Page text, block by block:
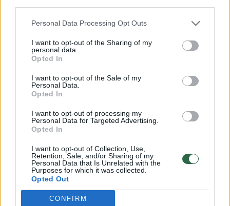
Personal Data Processing Opt Outs
I want to opt-out of the Sharing of my
personal data.
Opted In
I want to opt-out of the Sale of my
Personal Data.
Opted In
I want to opt-out of processing my
Personal Data for Targeted Advertising.
Opted In
I want to opt-out of Collection, Use,
Retention, Sale, and/or Sharing of my
Personal Data that Is Unrelated with the
Purposes for which it was collected.
Opted Out
CONFIRM
E. Zakaraitė: Lietuvoje daugėja „tobulų
Kultūra 2018-12-19